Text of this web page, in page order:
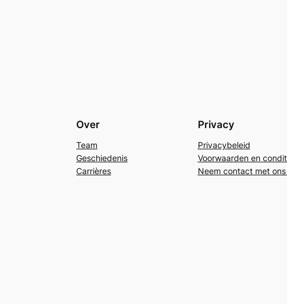
Over
Team
Geschiedenis
Carrières
Privacy
Privacybeleid
Voorwaarden en
Neem contact met